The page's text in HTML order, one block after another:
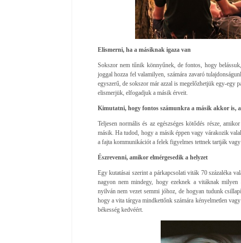
Elismerni, ha a másiknak igaza van
Sokszor nem tűnik könnyűnek, de fontos, hogy
joggal hozza fel valamilyen, számára zavaró
egyszerű, de sokszor már azzal is megelőzhetjük egy-
elismerjük, elfogadjuk a másik érveit.
Kimutatni, hogy fontos számunkra a másik akkor is,
Teljesen normális és az egészséges kötődés része,
másik. Ha tudod, hogy a másik éppen vagy várakozik
a fajta kommunikációt a felek figyelmes tettnek tartják
Észrevenni, amikor elmérgesedik a helyzet
Egy kutatásai szerint a párkapcsolati viták 70 százaléka
nagyon nem mindegy, hogy ezeknek a vitáknak
nyilván nem vezet semmi jóhoz, de hogyan tudunk
hogy a vita tárgya mindkettőnk számára kényelmetlen
békesség kedvéért.